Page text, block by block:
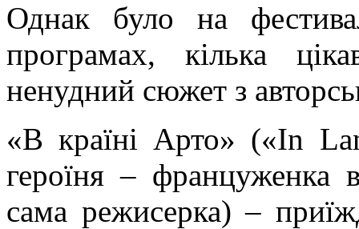
Однак було на
програмах, кілька
ненудний сюжет з
«В країні Арто» («In
героїня – француженка
сама режисерка) –